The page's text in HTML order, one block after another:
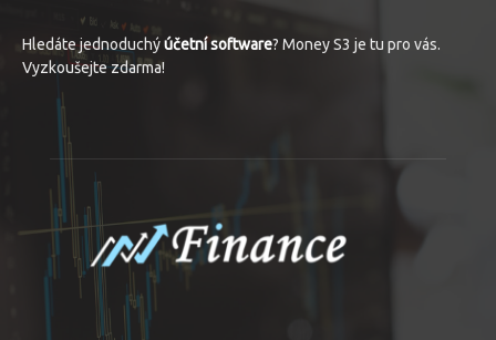
Hledáte jednoduchýúčetní software? Money S3 je tu pro vás.
Vyzkoušejte zdarma!